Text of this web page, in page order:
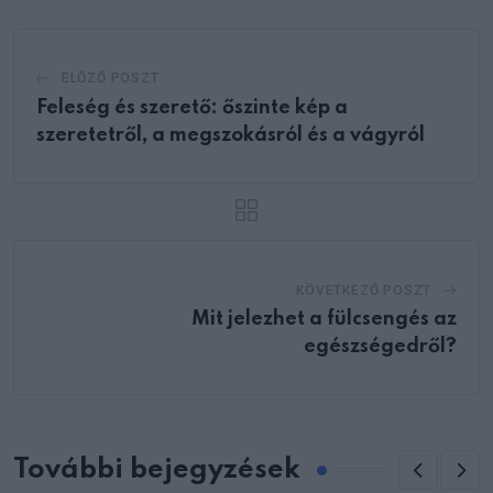
Feleség és szerető: őszinte kép a
szeretetről, a megszokásról és a vágyról
Mit jelezhet a fülcsengés az
egészségedről?
További bejegyzések